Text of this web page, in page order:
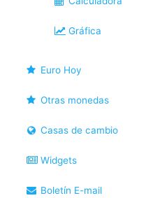
Gráfica
Euro Hoy
Otras monedas
Casas de cambio
Widgets
Boletín E-mail